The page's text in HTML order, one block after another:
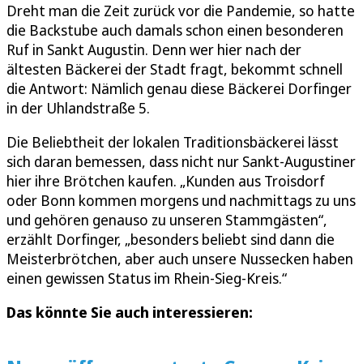
Dreht man die Zeit zurück vor die Pandemie, so hatte
die Backstube auch damals schon einen besonderen
Ruf in Sankt Augustin. Denn wer hier nach der
ältesten Bäckerei der Stadt fragt, bekommt schnell
die Antwort: Nämlich genau diese Bäckerei Dorfinger
in der Uhlandstraße 5.
Die Beliebtheit der lokalen Traditionsbäckerei lässt
sich daran bemessen, dass nicht nur Sankt-Augustiner
hier ihre Brötchen kaufen. „Kunden aus Troisdorf
oder Bonn kommen morgens und nachmittags zu uns
und gehören genauso zu unseren Stammgästen“,
erzählt Dorfinger, „besonders beliebt sind dann die
Meisterbrötchen, aber auch unsere Nussecken haben
einen gewissen Status im Rhein-Sieg-Kreis.“
Das könnte Sie auch interessieren: